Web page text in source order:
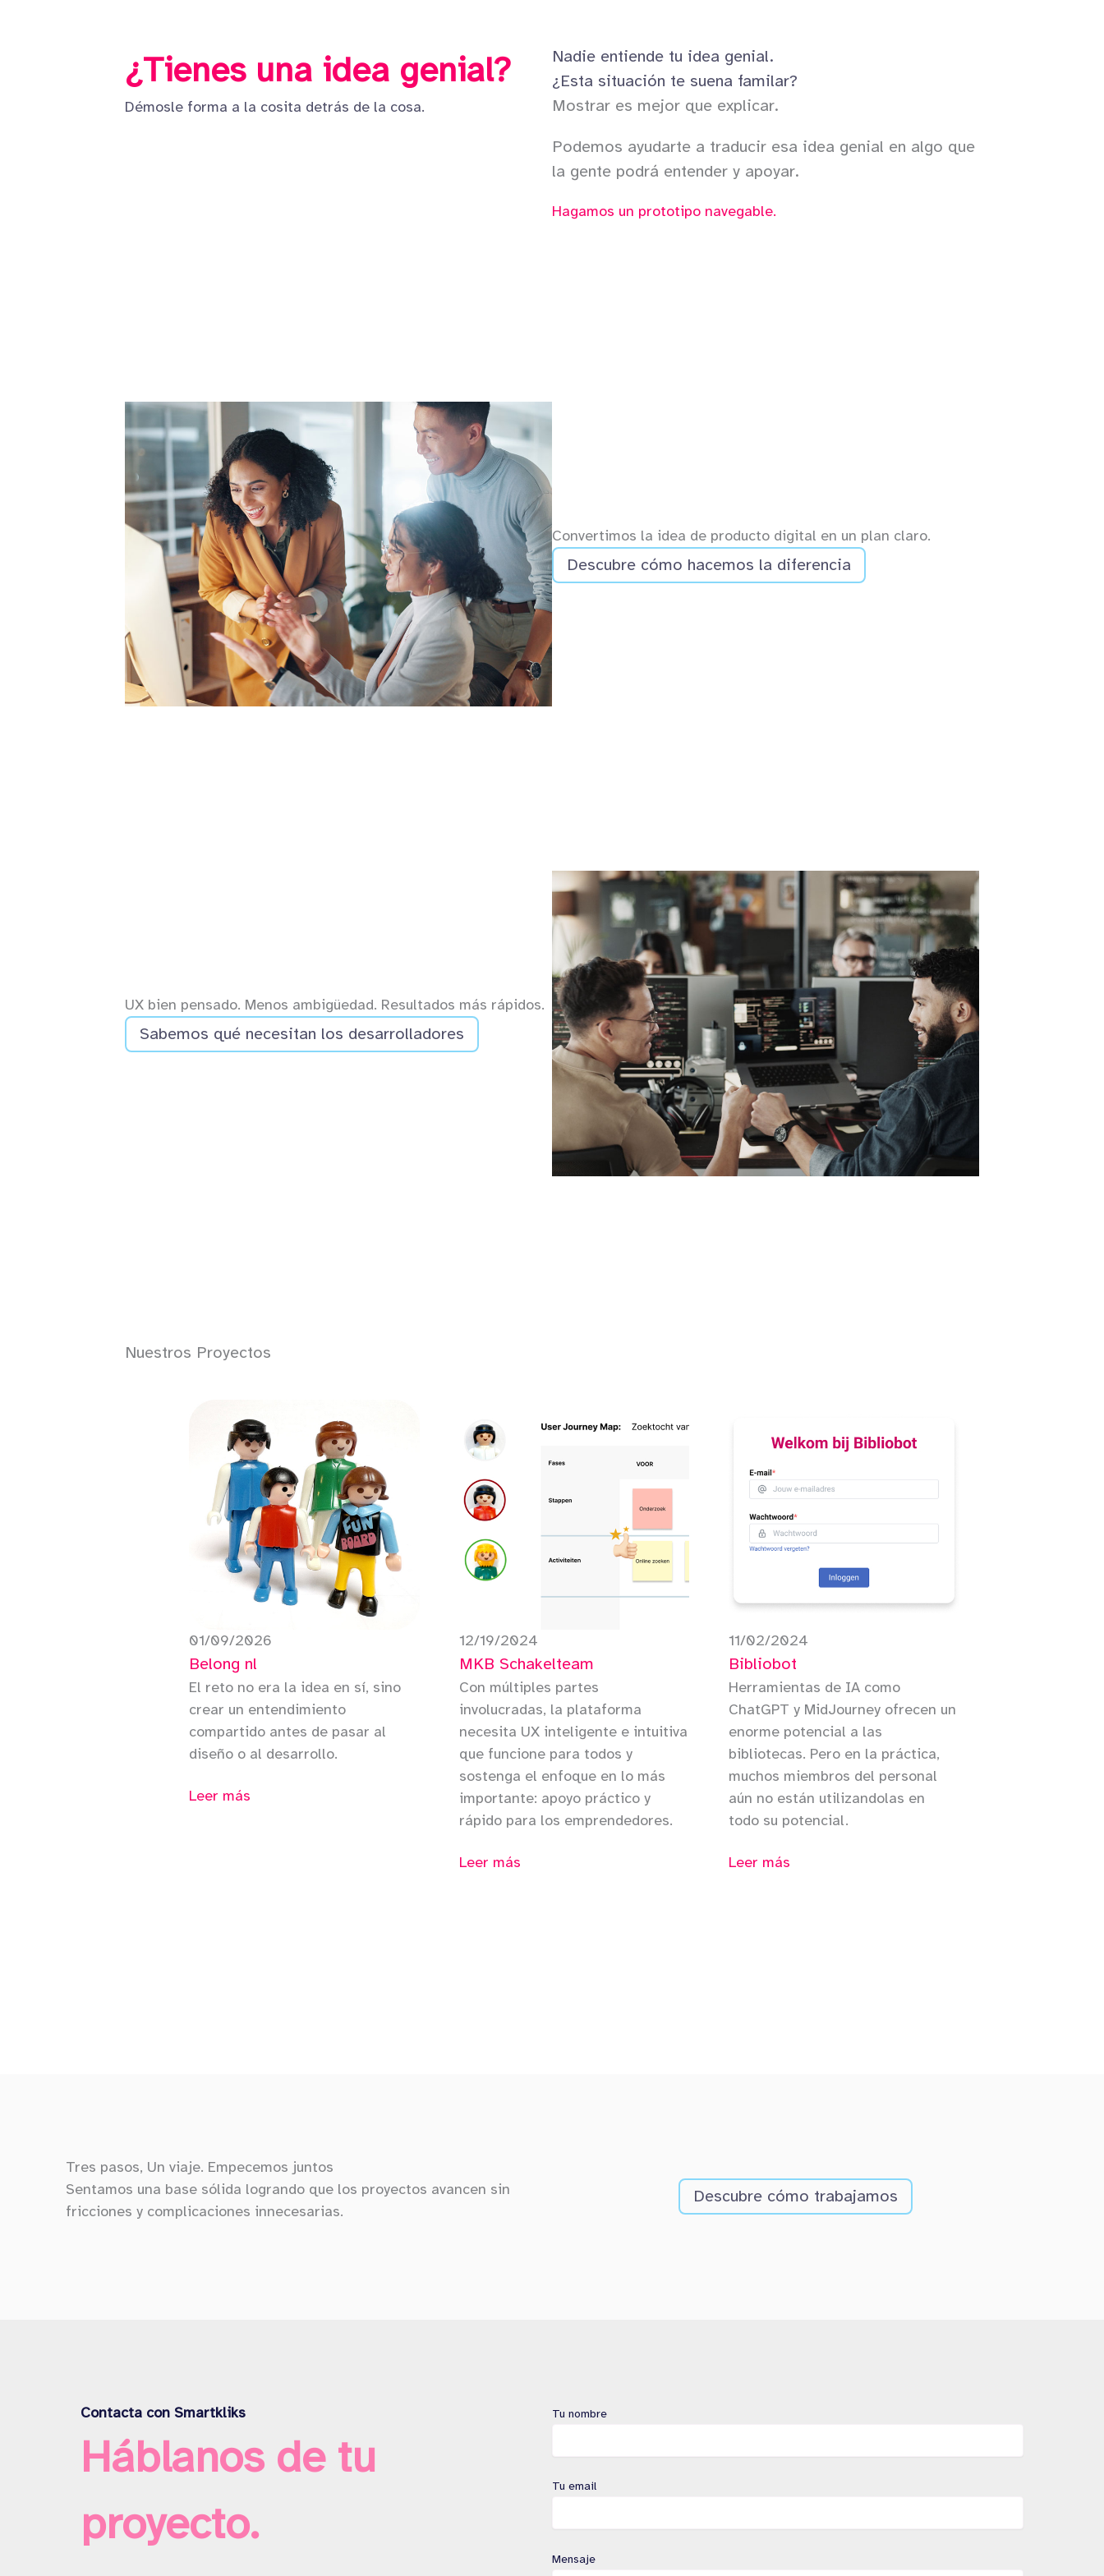
¿Tienes una idea genial?
Démosle forma a la cosita detrás de la cosa.
Nadie entiende tu idea genial.
¿Esta situación te suena familar?
Mostrar es mejor que explicar.
Podemos ayudarte a traducir esa idea genial en algo que
la gente podrá entender y apoyar.
Hagamos un prototipo navegable.
Convertimos la idea de producto digital en un plan claro.
Descubre cómo hacemos la diferencia
UX bien pensado. Menos ambigüedad. Resultados más rápidos.
Sabemos qué necesitan los desarrolladores
Nuestros Proyectos
01/09/2026
Belong nl
El reto no era la idea en sí, sino
crear un entendimiento
compartido antes de pasar al
diseño o al desarrollo.
Leer más
12/19/2024
MKB Schakelteam
Con múltiples partes
involucradas, la plataforma
necesita UX inteligente e intuitiva
que funcione para todos y
sostenga el enfoque en lo más
importante: apoyo práctico y
rápido para los emprendedores.
Leer más
11/02/2024
Bibliobot
Herramientas de IA como
ChatGPT y MidJourney ofrecen un
enorme potencial a las
bibliotecas. Pero en la práctica,
muchos miembros del personal
aún no están utilizandolas en
todo su potencial.
Leer más
Tres pasos, Un viaje. Empecemos juntos
Sentamos una base sólida logrando que los proyectos avancen sin
fricciones y complicaciones innecesarias.
Descubre cómo trabajamos
Contacta con Smartkliks
Háblanos de tu
proyecto.
Tu nombre
Tu email
Mensaje